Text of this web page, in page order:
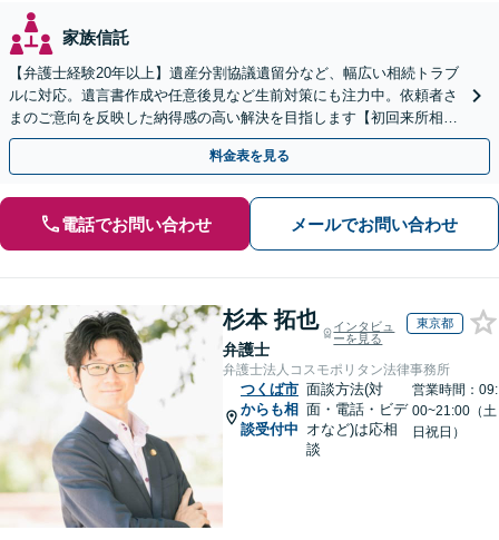
家族信託
【弁護士経験20年以上】遺産分割協議遺留分など、幅広い相続トラブ
ルに対応。遺言書作成や任意後見など生前対策にも注力中。依頼者さ
まのご意向を反映した納得感の高い解決を目指します【初回来所相談
無料】【電話相談・web面談可】【千葉中央駅5分】
料金表を見る
電話でお問い合わせ メールでお問い合わせ
杉本 拓也
弁護士
インタビュ
ーを見る
東京都
弁護士法人コスモポリタン法律事務所
つくば市
からも相
談受付中
面談方法(対
面・電話・ビデ
オなど)は応相
談
営業時間：09:
00~21:00（土
日祝日）